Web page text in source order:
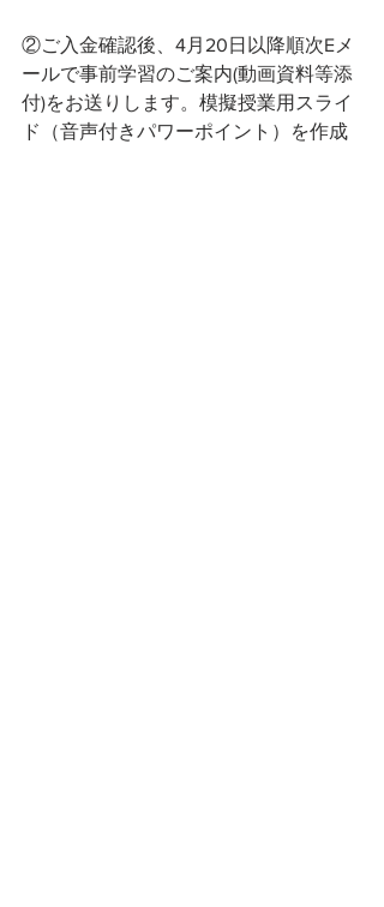
②ご入金確認後、4月20日以降順次Eメ
ールで事前学習のご案内(動画資料等添
付)をお送りします。模擬授業用スライ
ド（音声付きパワーポイント）を作成